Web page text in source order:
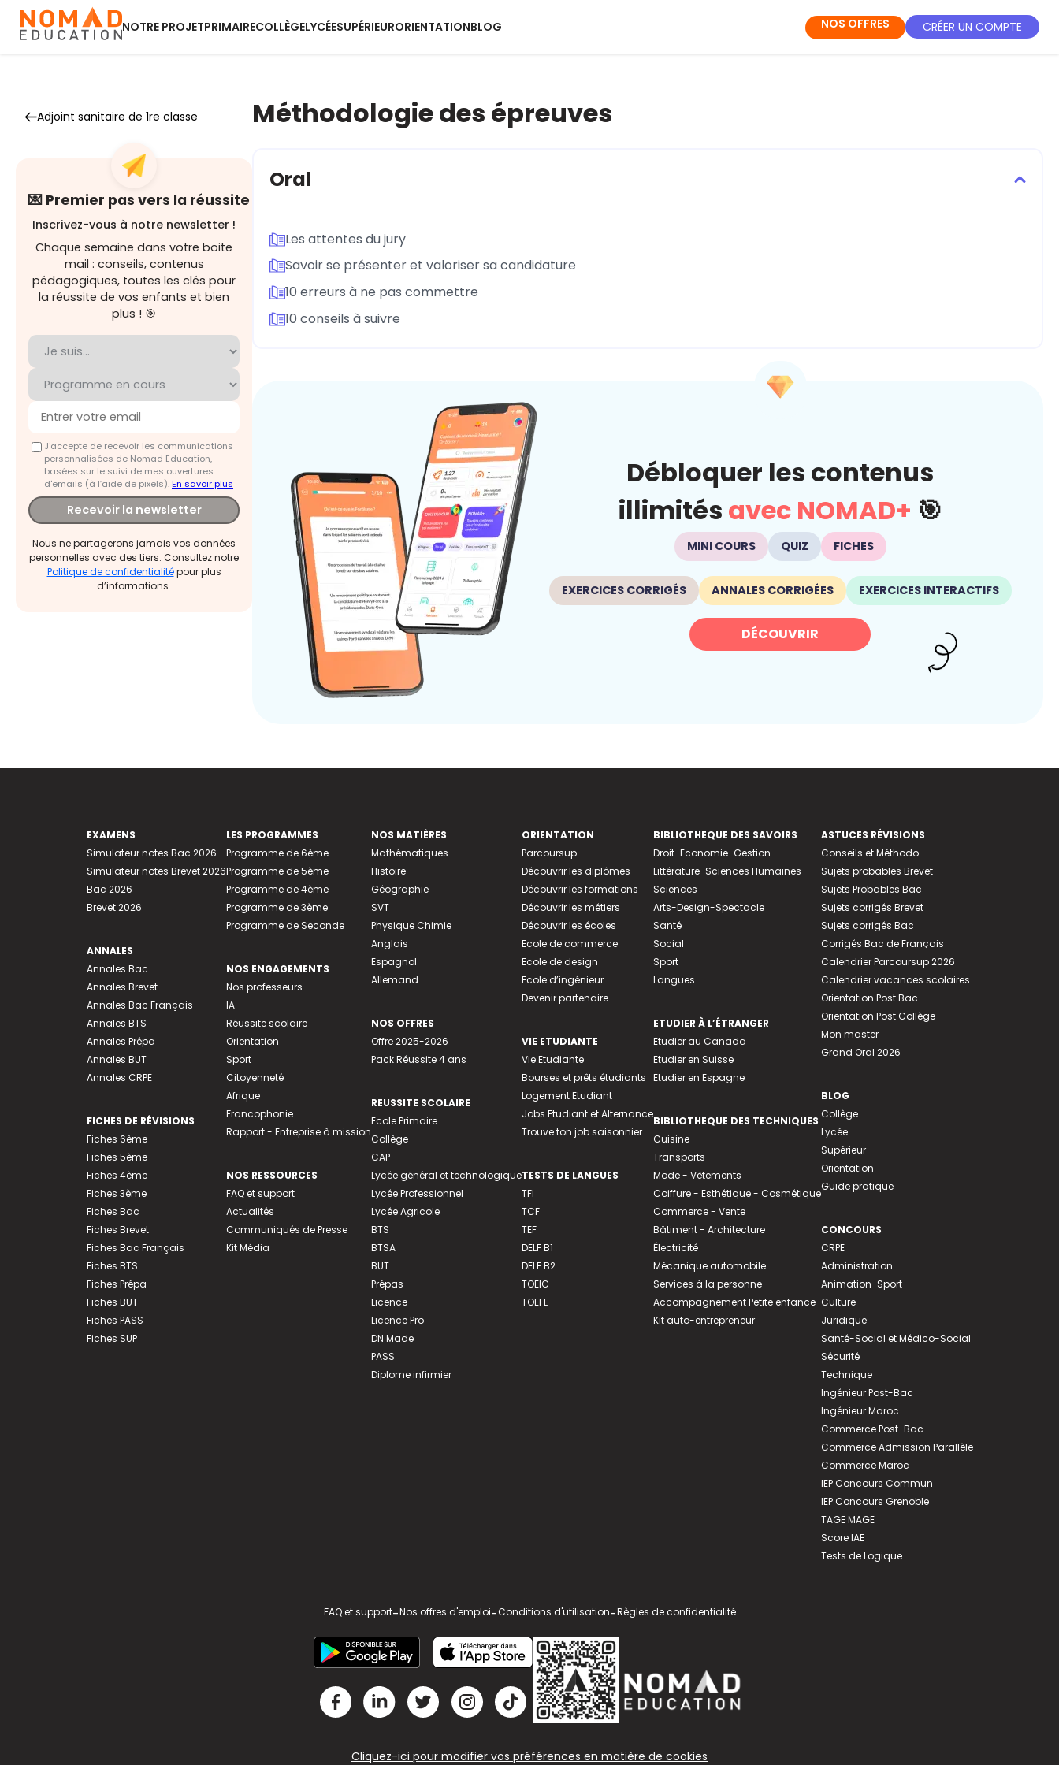
NOTRE PROJETPRIMAIRECOLLÈGELYCÉESUPÉRIEURORIENTATIONBLOG NOS OFFRES CRÉER UN COMPTE
Adjoint sanitaire de 1re classe
💌 Premier pas vers la réussite
Inscrivez-vous à notre newsletter !
Chaque semaine dans votre boite
mail : conseils, contenus
pédagogiques, toutes les clés pour
la réussite de vos enfants et bien
plus ! 🎯
J'accepte de recevoir les communications
personnalisées de Nomad Education,
basées sur le suivi de mes ouvertures
d'emails (à l’aide de pixels).En savoir plus
Recevoir la newsletter
Nous ne partagerons jamais vos données
personnelles avec des tiers. Consultez notre
Politique de confidentialitépour plus
d’informations.
Méthodologie des épreuves
Oral
Les attentes du jury
Savoir se présenter et valoriser sa candidature
10 erreurs à ne pas commettre
10 conseils à suivre
Débloquer les contenus
illimités avec NOMAD+ 🎯
MINI COURS QUIZ FICHES
EXERCICES CORRIGÉS ANNALES CORRIGÉES EXERCICES INTERACTIFS
DÉCOUVRIR
EXAMENS
Simulateur notes Bac 2026
Simulateur notes Brevet 2026
Bac 2026
Brevet 2026
ANNALES
Annales Bac
Annales Brevet
Annales Bac Français
Annales BTS
Annales Prépa
Annales BUT
Annales CRPE
FICHES DE RÉVISIONS
Fiches 6ème
Fiches 5ème
Fiches 4ème
Fiches 3ème
Fiches Bac
Fiches Brevet
Fiches Bac Français
Fiches BTS
Fiches Prépa
Fiches BUT
Fiches PASS
Fiches SUP
LES PROGRAMMES
Programme de 6ème
Programme de 5ème
Programme de 4ème
Programme de 3ème
Programme de Seconde
NOS ENGAGEMENTS
Nos professeurs
IA
Réussite scolaire
Orientation
Sport
Citoyenneté
Afrique
Francophonie
Rapport - Entreprise à mission
NOS RESSOURCES
FAQ et support
Actualités
Communiqués de Presse
Kit Média
NOS MATIÈRES
Mathématiques
Histoire
Géographie
SVT
Physique Chimie
Anglais
Espagnol
Allemand
NOS OFFRES
Offre 2025-2026
Pack Réussite 4 ans
REUSSITE SCOLAIRE
Ecole Primaire
Collège
CAP
Lycée général et technologique
Lycée Professionnel
Lycée Agricole
BTS
BTSA
BUT
Prépas
Licence
Licence Pro
DN Made
PASS
Diplome infirmier
ORIENTATION
Parcoursup
Découvrir les diplômes
Découvrir les formations
Découvrir les métiers
Découvrir les écoles
Ecole de commerce
Ecole de design
Ecole d’ingénieur
Devenir partenaire
VIE ETUDIANTE
Vie Etudiante
Bourses et prêts étudiants
Logement Etudiant
Jobs Etudiant et Alternance
Trouve ton job saisonnier
TESTS DE LANGUES
TFI
TCF
TEF
DELF B1
DELF B2
TOEIC
TOEFL
BIBLIOTHEQUE DES SAVOIRS
Droit-Economie-Gestion
Littérature-Sciences Humaines
Sciences
Arts-Design-Spectacle
Santé
Social
Sport
Langues
ETUDIER À L’ÉTRANGER
Etudier au Canada
Etudier en Suisse
Etudier en Espagne
BIBLIOTHEQUE DES TECHNIQUES
Cuisine
Transports
Mode - Vêtements
Coiffure - Esthétique - Cosmétique
Commerce - Vente
Bâtiment - Architecture
Électricité
Mécanique automobile
Services à la personne
Accompagnement Petite enfance
Kit auto-entrepreneur
ASTUCES RÉVISIONS
Conseils et Méthodo
Sujets probables Brevet
Sujets Probables Bac
Sujets corrigés Brevet
Sujets corrigés Bac
Corrigés Bac de Français
Calendrier Parcoursup 2026
Calendrier vacances scolaires
Orientation Post Bac
Orientation Post Collège
Mon master
Grand Oral 2026
BLOG
Collège
Lycée
Supérieur
Orientation
Guide pratique
CONCOURS
CRPE
Administration
Animation-Sport
Culture
Juridique
Santé-Social et Médico-Social
Sécurité
Technique
Ingénieur Post-Bac
Ingénieur Maroc
Commerce Post-Bac
Commerce Admission Parallèle
Commerce Maroc
IEP Concours Commun
IEP Concours Grenoble
TAGE MAGE
Score IAE
Tests de Logique
FAQ et support-Nos offres d'emploi-Conditions d'utilisation-Règles de confidentialité
Cliquez-ici pour modifier vos préférences en matière de cookies